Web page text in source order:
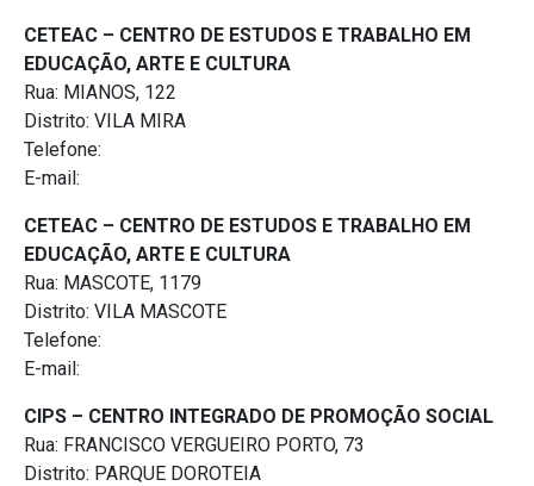
CETEAC – CENTRO DE ESTUDOS E TRABALHO EM
EDUCAÇÃO, ARTE E CULTURA
Rua: MIANOS, 122
Distrito: VILA MIRA
Telefone:
E-mail:
CETEAC – CENTRO DE ESTUDOS E TRABALHO EM
EDUCAÇÃO, ARTE E CULTURA
Rua: MASCOTE, 1179
Distrito: VILA MASCOTE
Telefone:
E-mail:
CIPS – CENTRO INTEGRADO DE PROMOÇÃO SOCIAL
Rua: FRANCISCO VERGUEIRO PORTO, 73
Distrito: PARQUE DOROTEIA